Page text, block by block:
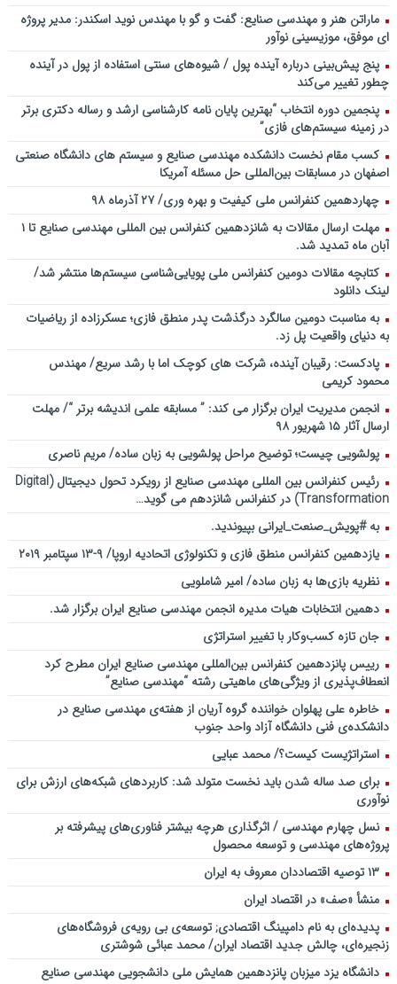
باشد؟! / دانلود فایل صوتی دکتر تقوی
فایل صوتی گفت و گوی رامبد جوان و دکتر مصطفی تقوی در خصوص
آینده پژوهی – برنامه خندوانه
سخنرانی دکتر دیواندری در خصوص آینده صنعت بانکداری / کنفرانس
سخنرانی دکتر علیرضا فیض بخش با عنوان آینده پژوهی نظام بانکداری / ۹
بهمن ماه ۹۲
ماراتن هنر و مهندسی صنایع: گفت و گو با مهندس نوید اسکندر: مدیر پروژه
ای موفق، موزیسینی نوآور
پنج پیش‌بینی درباره آینده پول / شیوه‌های سنتی استفاده از پول در آینده
چطور تغییر می‌کند
پنجمین دورۀ انتخاب “بهترین پایان ­نامه کارشناسی­ ارشد و رساله دکتری برتر
در زمینه سیستم‌های فازی”
کسب مقام نخست دانشکده مهندسی صنایع و سیستم های دانشگاه صنعتی
اصفهان در مسابقات بین‌المللی حل مسئله آمریکا
چهاردهمین کنفرانس ملی کیفیت و بهره وری/ ۲۷ آذرماه ۹۸
مهلت ارسال مقالات به شانزدهمین کنفرانس بین المللی مهندسی صنایع تا ۱
آبان ماه تمدید شد.
کتابچه مقالات دومین کنفرانس ملی پویایی‌شناسی سیستم‌ها منتشر شد/
لینک دانلود
به مناسبت دومین سالگرد درگذشت پدر منطق فازی؛ عسکرزاده از ریاضیات
به دنیای واقعیت پل زد.
پادکست: رقیبان آینده، شرکت های کوچک اما با رشد سریع/ مهندس
محمود کریمی
انجمن مدیریت ایران برگزار می کند: ” مسابقه علمی اندیشه برتر “/ مهلت
ارسال آثار ۱۵ شهریور ۹۸
پولشویی چیست؛ توضیح مراحل پولشویی به زبان ساده/ مریم ناصری
رئیس کنفرانس بین المللی مهندسی صنایع از رویکرد تحول دیجیتال (Digital
Transformation) در کنفرانس شانزدهم می گوید…
به #پویش_صنعت_ایرانی بپیوندید.
یازدهمین کنفرانس منطق فازی و تکنولوژی اتحادیه اروپا/ ۹-۱۳ سپتامبر ۲۰۱۹
نظریه بازی‌ها به زبان ساده/ امیر شاملویی
دهمین انتخابات هیات مدیره انجمن مهندسی صنایع ایران برگزار شد.
جان تازه کسب‌وکار با تغییر استراتژی
رییس پانزدهمین کنفرانس بین‌المللی مهندسی صنایع ایران مطرح کرد
انعطاف‌پذیری از ویژگی‌های ماهیتی رشته “مهندسی صنایع”
خاطره علی پهلوان خواننده گروه آریان از هفته‌ی مهندسی صنایع در
دانشکده‌ی فنی دانشگاه آزاد واحد جنوب
استراتژیست کیست؟‬/ محمد عبایی
برای صد ساله شدن باید نخست متولد شد: کاربردهای شبکه‌های ارزش برای
نوآوری
نسل چهارم مهندسی / اثرگذاری هرچه بیشتر فناوری‌های پیشرفته بر
پروژه‌های مهندسی و توسعه محصول
۱۳ توصیه اقتصاددان معروف به ایران
منشأ «صف» در اقتصاد ایران
پدیده‌ای به نام دامپینگ اقتصادی; توسعه‌ی بی رویه‌ی فروشگاه‌های
زنجیره‌ای، چالش جدید اقتصاد ایران/ محمد عبائی شوشتری
دانشگاه یزد میزبان پانزدهمین همایش ملی دانشجویی مهندسی صنایع